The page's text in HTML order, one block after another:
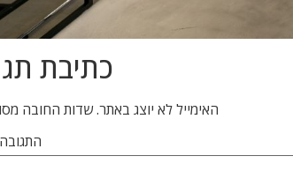
כתיבת
האימייל לא יוצג באתר.שדות החובה